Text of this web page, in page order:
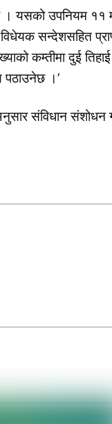
। यसको उपनियम ११
विधेयक सन्देशसहित
कम्तीमा दुई तिहाई
पठाउनेछ ।’
संविधान संशोधन